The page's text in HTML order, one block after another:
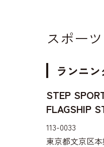
スポーツ
ランニン
STEP
FLAGSHIP
113-0033
東京都文京区本